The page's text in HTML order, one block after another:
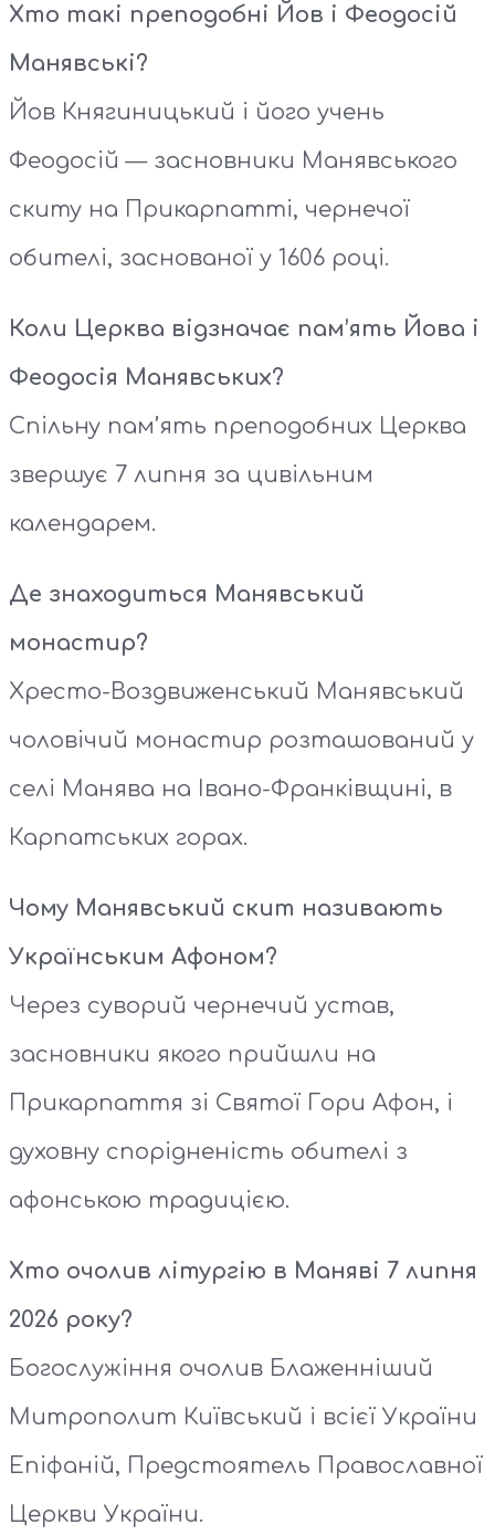
Хто такі преподобні Йов і Феодосій
Манявські?
Йов Княгиницький і його учень
Феодосій — засновники Манявського
скиту на Прикарпатті, чернечої
обителі, заснованої у 1606 році.
Коли Церква відзначає пам’ять Йова і
Феодосія Манявських?
Спільну пам’ять преподобних Церква
звершує 7 липня за цивільним
календарем.
Де знаходиться Манявський
монастир?
Хресто-Воздвиженський Манявський
чоловічий монастир розташований у
селі Манява на Івано-Франківщині, в
Карпатських горах.
Чому Манявський скит називають
Українським Афоном?
Через суворий чернечий устав,
засновники якого прийшли на
Прикарпаття зі Святої Гори Афон, і
духовну спорідненість обителі з
афонською традицією.
Хто очолив літургію в Маняві 7 липня
2026 року?
Богослужіння очолив Блаженніший
Митрополит Київський і всієї України
Епіфаній, Предстоятель Православної
Церкви України.